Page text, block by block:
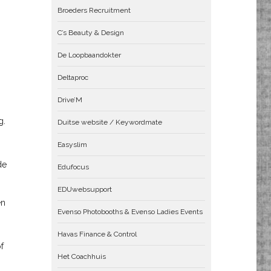
Broeders Recruitment
C’s Beauty & Design
De Loopbaandokter
Deltaproc
Drive’M
Duitse website / Keywordmate
Easyslim
Edufocus
EDUwebsupport
Evenso Photobooths & Evenso Ladies Events
Havas Finance & Control
Het Coachhuis